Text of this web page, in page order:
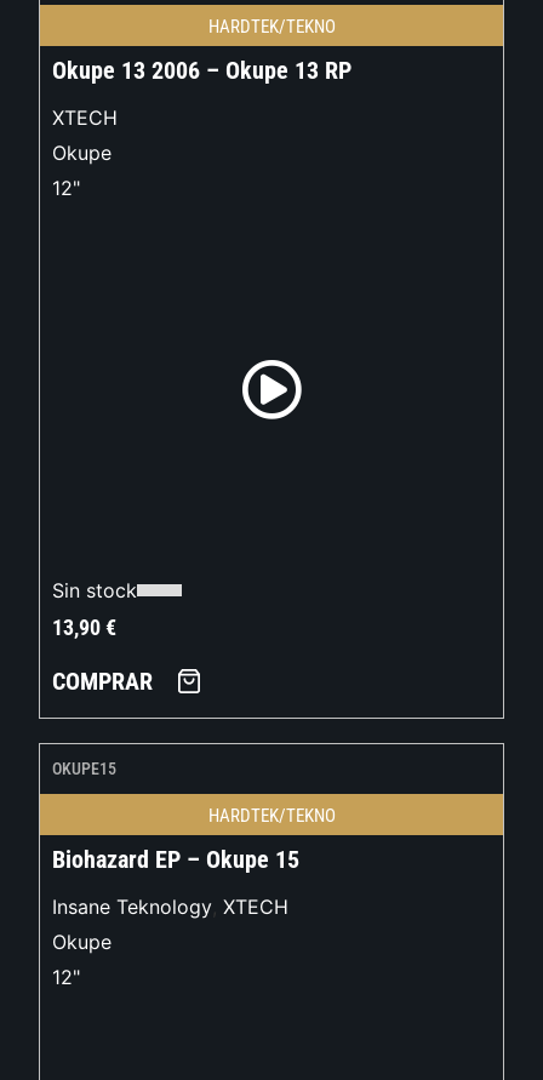
HARDTEK/TEKNO
Okupe 13 2006 – Okupe 13 RP
XTECH
Okupe
12"
Sin stock
13,90€
COMPRAR
OKUPE15
HARDTEK/TEKNO
Biohazard EP – Okupe 15
Insane Teknology, XTECH
Okupe
12"